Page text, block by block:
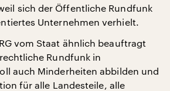
sich der Öffentliche Rundfunk
Unternehmen verhielt.
vom Staat ähnlich beauftragt
Rundfunk in
auch Minderheiten abbilden und
für alle Landesteile, alle